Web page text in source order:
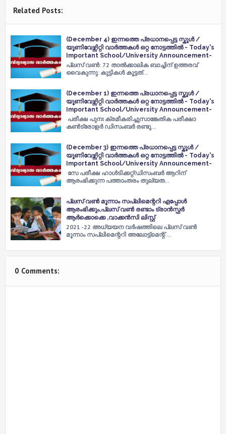
Related Posts:
(December 4) ഇന്നത്തെ പ്രധാനപ്പെട്ട സ്കൂൾ /
യൂണിവേഴ്സിറ്റി വാർത്തകൾ ഒറ്റ നോട്ടത്തിൽ - Today's
Important School/University Announcement-
പ്ലസ്​ വൺ: 72 താൽക്കാലിക ബാച്ചിന്​ ഉത്തരവ്​
വൈകുന്നു: കുട്ടികൾ കൂട്ടത്…
(December 1) ഇന്നത്തെ പ്രധാനപ്പെട്ട സ്കൂൾ /
യൂണിവേഴ്സിറ്റി വാർത്തകൾ ഒറ്റ നോട്ടത്തിൽ - Today's
Important School/University Announcement-
പരീക്ഷ പുനഃ ക്രമീകരിച്ചുസാങ്കേതിക പരീക്ഷാ
കൺട്രോളർ ഡിസംബർ രണ്ടു…
(December 3) ഇന്നത്തെ പ്രധാനപ്പെട്ട സ്കൂൾ /
യൂണിവേഴ്സിറ്റി വാർത്തകൾ ഒറ്റ നോട്ടത്തിൽ - Today's
Important School/University Announcement-
സേ പരീക്ഷ ഹാൾടിക്കറ്റ്ഡിസംബർ ആറിന്
ആരംഭിക്കുന്ന പത്താംതരം തുല്യത…
പ്ലസ് വൺ മൂന്നാം സപ്ലിമെന്ററി എപ്പോൾ
ആരംഭിക്കും,പ്ലസ് വൺ രണ്ടാം ട്രാൻസ്ഫർ
ആർക്കൊക്കെ ,വാക്കൻസി ലിസ്റ്റ്
2021 -22 അധ്യയന വർഷത്തിലെ പ്ലസ് വൺ
മൂന്നാം സപ്ലിമെന്ററി അലോട്ട്മെന്റ് …
0 Comments: